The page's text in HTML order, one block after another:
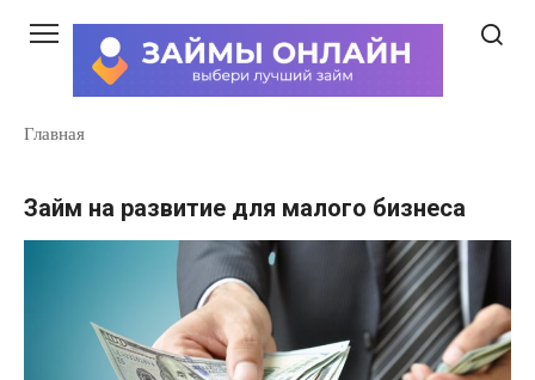
Главная
Займ на развитие для малого бизнеса